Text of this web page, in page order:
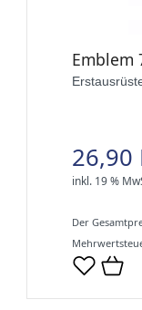
Emblem
26,90
inkl. 19 %
Der